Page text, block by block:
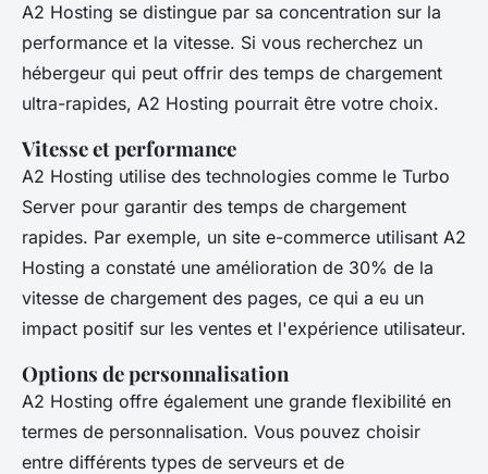
A2 Hosting se distingue par sa concentration sur la
performance et la vitesse. Si vous recherchez un
hébergeur qui peut offrir des temps de chargement
ultra-rapides, A2 Hosting pourrait être votre choix.
Vitesse et performance
A2 Hosting utilise des technologies comme le Turbo
Server pour garantir des temps de chargement
rapides. Par exemple, un site e-commerce utilisant A2
Hosting a constaté une amélioration de 30% de la
vitesse de chargement des pages, ce qui a eu un
impact positif sur les ventes et l'expérience utilisateur.
Options de personnalisation
A2 Hosting offre également une grande flexibilité en
termes de personnalisation. Vous pouvez choisir
entre différents types de serveurs et de